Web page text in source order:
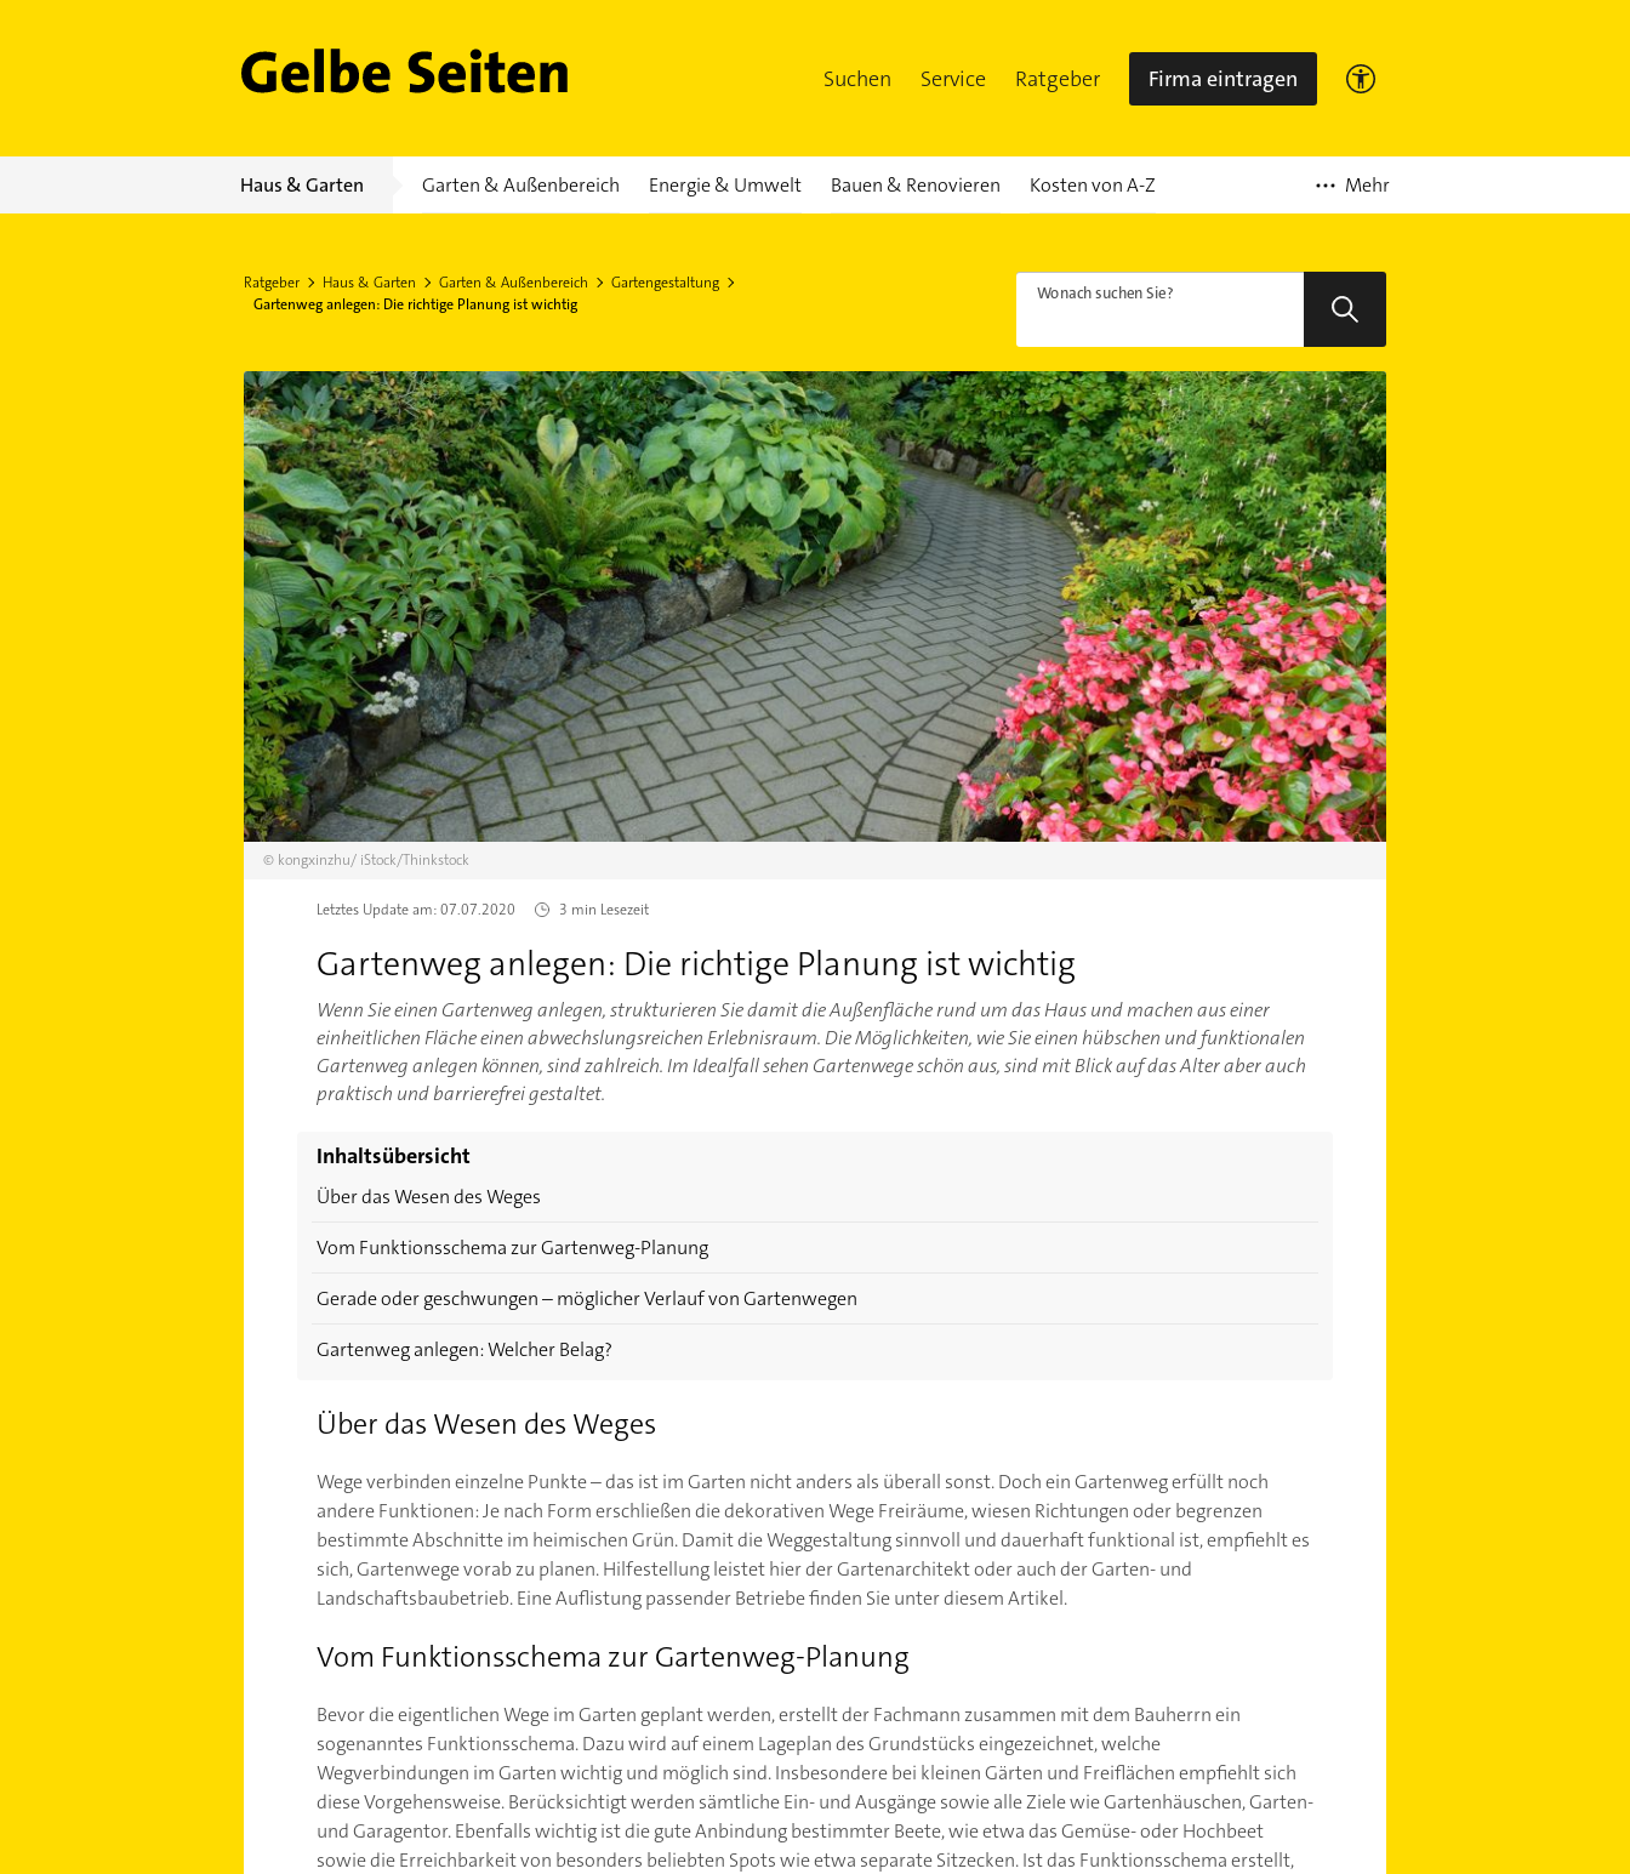
Gelbe Seiten Suchen Service Ratgeber Firma eintragen
Haus & Garten Garten & Außenbereich Energie & Umwelt Bauen & Renovieren Kosten von A-Z Mehr
Ratgeber Haus & Garten Garten & Außenbereich
Gartengestaltung
Gartenweg anlegen: Die richtige Planung ist wichtig
Wonach suchen Sie?
© kongxinzhu/ iStock/Thinkstock
Letztes Update am:07.07.2020 3 min Lesezeit
Gartenweg anlegen: Die richtige Planung ist wichtig
Wenn Sie einen Gartenweg anlegen, strukturieren Sie damit die Außenfläche rund um das Haus und machen aus einer
einheitlichen Fläche einen abwechslungsreichen Erlebnisraum. Die Möglichkeiten, wie Sie einen hübschen und funktionalen
Gartenweg anlegen können, sind zahlreich. Im Idealfall sehen Gartenwege schön aus, sind mit Blick auf das Alter aber auch
praktisch und barrierefrei gestaltet.
Inhaltsübersicht
Über das Wesen des Weges
Vom Funktionsschema zur Gartenweg-Planung
Gerade oder geschwungen – möglicher Verlauf von Gartenwegen
Gartenweg anlegen: Welcher Belag?
Über das Wesen des Weges
Wege verbinden einzelne Punkte – das ist im Garten nicht anders als überall sonst. Doch ein Gartenweg erfüllt noch
andere Funktionen: Je nach Form erschließen die dekorativen Wege Freiräume, wiesen Richtungen oder begrenzen
bestimmte Abschnitte im heimischen Grün. Damit die Weggestaltung sinnvoll und dauerhaft funktional ist, empfiehlt es
sich, Gartenwege vorab zu planen. Hilfestellung leistet hier der Gartenarchitekt oder auch der Garten- und
Landschaftsbaubetrieb. Eine Auflistung passender Betriebe finden Sie unter diesem Artikel.
Vom Funktionsschema zur Gartenweg-Planung
Bevor die eigentlichen Wege im Garten geplant werden, erstellt der Fachmann zusammen mit dem Bauherrn ein
sogenanntes Funktionsschema. Dazu wird auf einem Lageplan des Grundstücks eingezeichnet, welche
Wegverbindungen im Garten wichtig und möglich sind. Insbesondere bei kleinen Gärten und Freiflächen empfiehlt sich
diese Vorgehensweise. Berücksichtigt werden sämtliche Ein- und Ausgänge sowie alle Ziele wie Gartenhäuschen, Garten-
und Garagentor. Ebenfalls wichtig ist die gute Anbindung bestimmter Beete, wie etwa das Gemüse- oder Hochbeet
sowie die Erreichbarkeit von besonders beliebten Spots wie etwa separate Sitzecken. Ist das Funktionsschema erstellt,